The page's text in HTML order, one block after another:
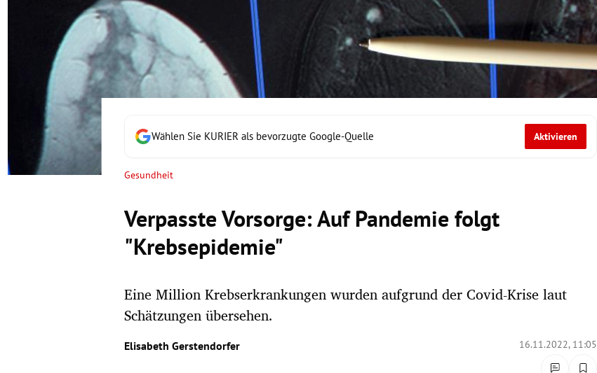
Untermenü
Untermenü
Untermenü
Untermenü
Wählen Sie KURIER als bevorzugte Google-Quelle Aktivieren
Gesundheit
Verpasste Vorsorge: Auf Pandemie folgt
"Krebsepidemie"
Eine Million Krebserkrankungen wurden aufgrund der Covid-Krise laut
Schätzungen übersehen.
Elisabeth Gerstendorfer 16.11.2022, 11:05